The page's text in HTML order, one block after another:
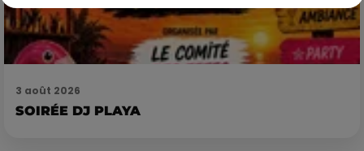
3 août 2026
SOIRÉE DJ PLAYA